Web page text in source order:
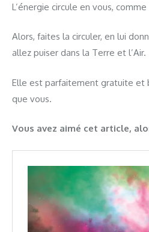
L’énergie circule en vous,
Alors, faites la circuler, en lui
allez puiser dans la Terre et l’Air.
Elle est parfaitement gratuite et
que vous.
Vous avez aimé cet article,